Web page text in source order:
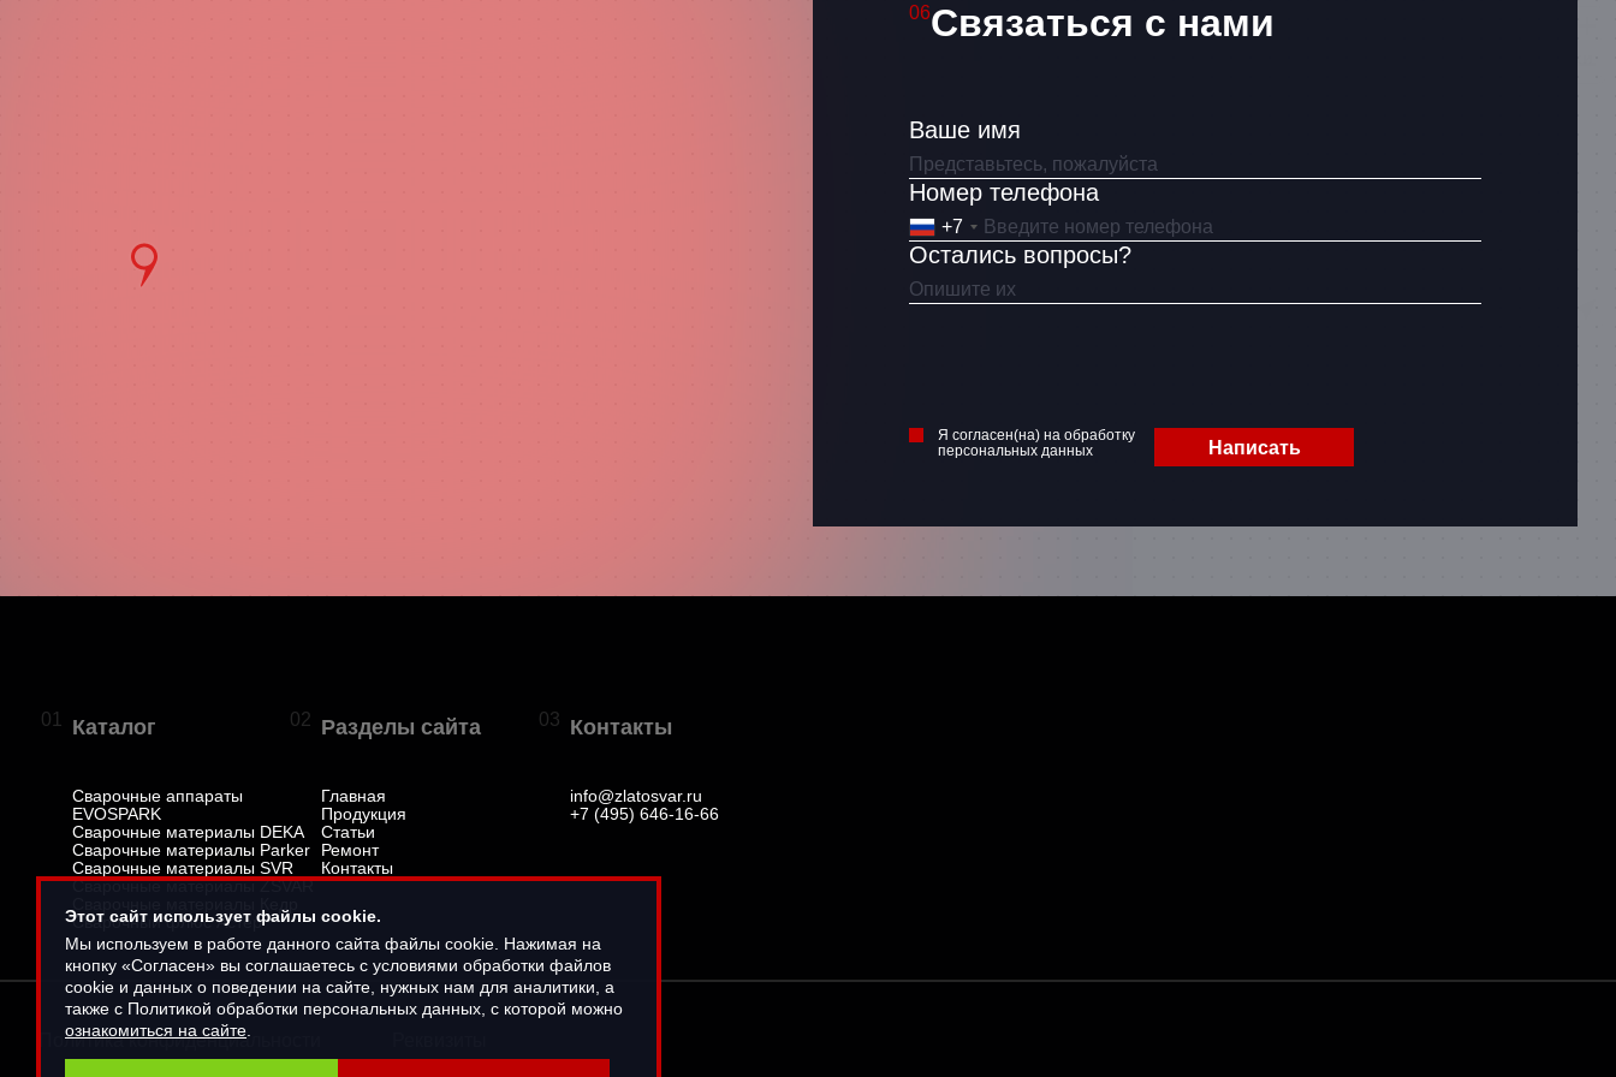
06Связаться с нами
Ваше имя
Номер телефона
+7
Остались вопросы?
Я согласен(на) на обработку
персональных данных
Написать
01 Каталог
Сварочные аппараты
EVOSPARK
Сварочные материалы DEKA
Сварочные материалы Parker
Сварочные материалы SVR
Сварочные материалы ZSVAR
Сварочный флюс Астер
02 Разделы сайта
Главная
Продукция
Статьи
Ремонт
Контакты
03 Контакты
info@zlatosvar.ru
+7 (495) 646-16-66
Политика конфиденциальности
Этот сайт использует файлы cookie.
Мы используем в работе данного сайта файлы cookie. Нажимая на
кнопку «Согласен» вы соглашаетесь с условиями обработки файлов
cookie и данных о поведении на сайте, нужных нам для аналитики, а
также с Политикой обработки персональных данных, с которой можно
ознакомиться на сайте